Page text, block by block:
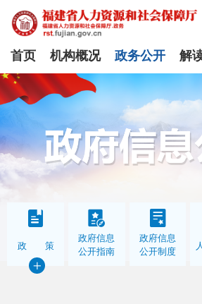
首页 机构概况 政务公开 解
政 策
政府信息
公开指南
政府信息
公开制度